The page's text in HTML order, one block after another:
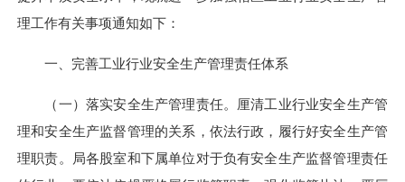
理工作有关事项通知如下：
一、完善工业行业安全生产管理责任体系
（一）落实安全生产管理责任。厘清工业行业安全生产管
理和安全生产监督管理的关系，依法行政，履行好安全生产管
理职责。局各股室和下属单位对于负有安全生产监督管理责任